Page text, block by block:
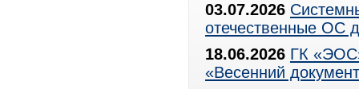
03.07.2026
отечественные ОС
18.06.2026 ГК
«Весенний